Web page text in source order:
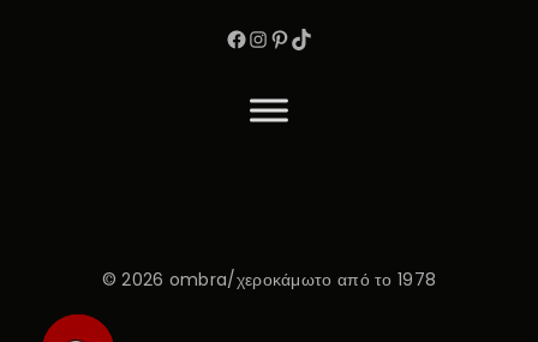
© 2026 ombra/χεροκάμωτο από το 1978